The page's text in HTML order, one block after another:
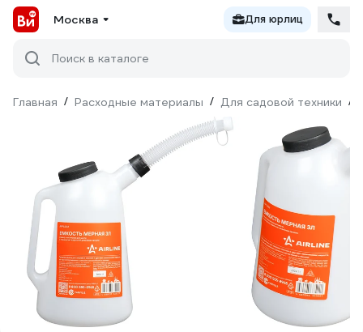
Москва Для юрлиц
Поиск в каталоге
Главная / Расходные материалы / Для садовой техники /